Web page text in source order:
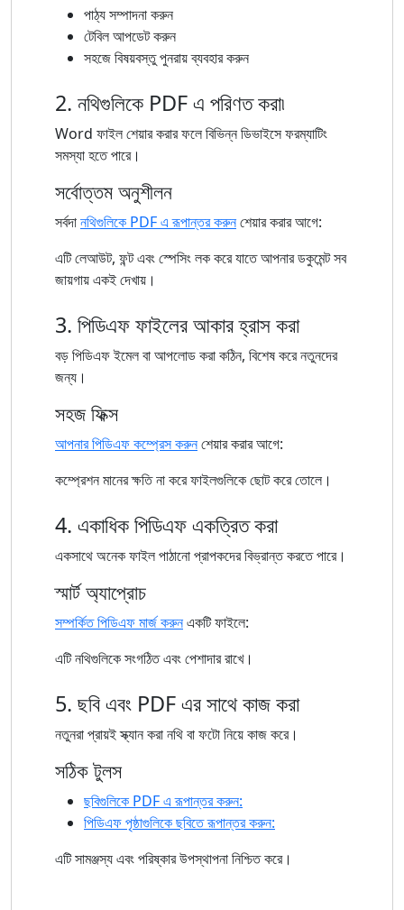
পাঠ্য সম্পাদনা করুন
টেবিল আপডেট করুন
সহজে বিষয়বস্তু পুনরায় ব্যবহার করুন
2. নথিগুলিকে PDF এ পরিণত করা৷
Word ফাইল শেয়ার করার ফলে বিভিন্ন ডিভাইসে ফরম্যাটিং
সমস্যা হতে পারে।
সর্বোত্তম অনুশীলন
সর্বদানথিগুলিকে PDF এ রূপান্তর করুনশেয়ার করার আগে:
এটি লেআউট, ফন্ট এবং স্পেসিং লক করে যাতে আপনার ডকুমেন্ট সব
জায়গায় একই দেখায়।
3. পিডিএফ ফাইলের আকার হ্রাস করা
বড় পিডিএফ ইমেল বা আপলোড করা কঠিন, বিশেষ করে নতুনদের
জন্য।
সহজ ফিক্স
আপনার পিডিএফ কম্প্রেস করুনশেয়ার করার আগে:
কম্প্রেশন মানের ক্ষতি না করে ফাইলগুলিকে ছোট করে তোলে।
4. একাধিক পিডিএফ একত্রিত করা
একসাথে অনেক ফাইল পাঠানো প্রাপকদের বিভ্রান্ত করতে পারে।
স্মার্ট অ্যাপ্রোচ
সম্পর্কিত পিডিএফ মার্জ করুনএকটি ফাইলে:
এটি নথিগুলিকে সংগঠিত এবং পেশাদার রাখে।
5. ছবি এবং PDF এর সাথে কাজ করা
নতুনরা প্রায়ই স্ক্যান করা নথি বা ফটো নিয়ে কাজ করে।
সঠিক টুলস
ছবিগুলিকে PDF এ রূপান্তর করুন:
পিডিএফ পৃষ্ঠাগুলিকে ছবিতে রূপান্তর করুন:
এটি সামঞ্জস্য এবং পরিষ্কার উপস্থাপনা নিশ্চিত করে।